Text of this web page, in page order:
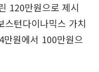
120만원으로 제시
스턴다이나믹스 가치
만원에서 100만원으